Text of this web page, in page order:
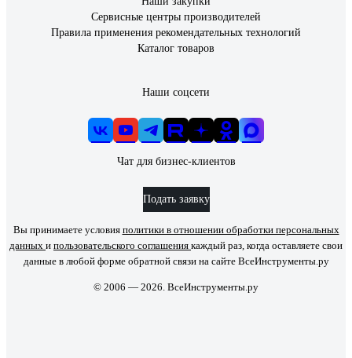
Сервисные центры производителей
Правила применения рекомендательных технологий
Каталог товаров
Наши соцсети
Чат для бизнес-клиентов
Подать заявку
Вы принимаете условия политики в отношении обработки персональных
данных и пользовательского соглашения каждый раз, когда оставляете свои
данные в любой форме обратной связи на сайте ВсеИнструменты.ру
© 2006 — 2026. ВсеИнструменты.ру